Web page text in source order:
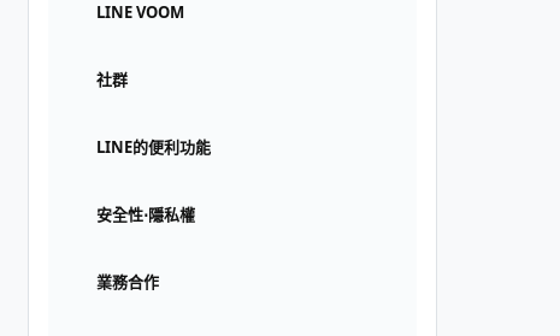
LINE VOOM
社群
LINE的便利功能
安全性⋅隱私權
業務合作